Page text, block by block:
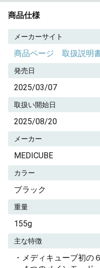
商品仕様
メーカーサイト
商品ページ 取扱説明
発売日
2025/03/07
取扱い開始日
2025/08/20
メーカー
MEDICUBE
カラー
ブラック
重量
155g
主な特徴
・メディキューブ初の